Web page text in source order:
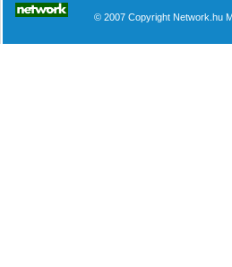
© 2007 Copyright Network.hu